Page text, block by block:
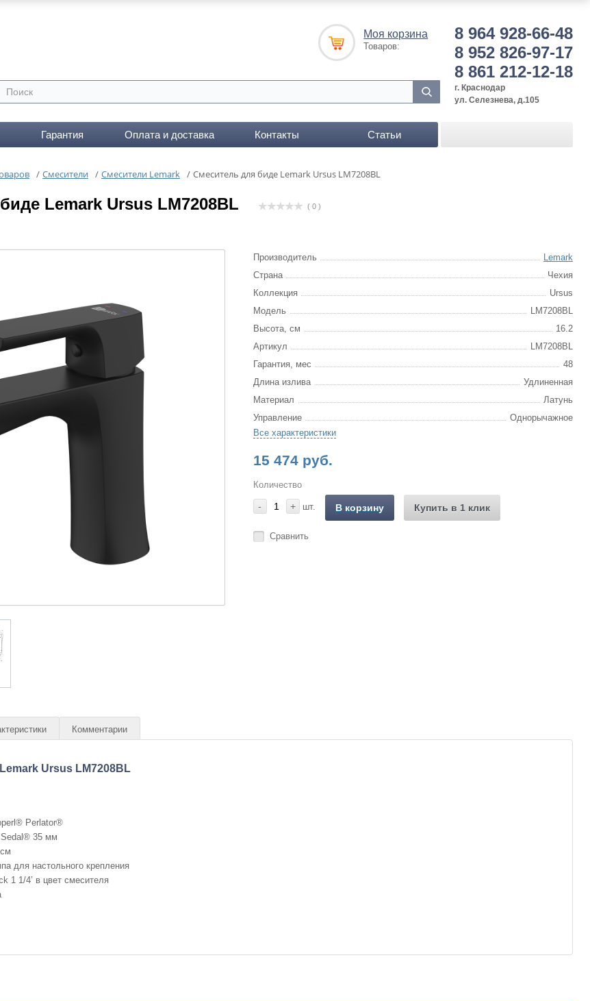
8 964 928-66-48
8 952 826-97-17
8 861 212-12-18
г. Краснодар
ул. Селезнева, д.105
Моя корзина
Товаров:
Гарантия Оплата и доставка Контакты Статьи
/ Смесители / Смесители Lemark / Cмеситель для биде Lemark Ursus LM7208BL
Lemark Ursus LM7208BL ( 0 )
Производитель
Lemark
Страна
Чехия
Коллекция
Ursus
Модель
LM7208BL
Высота, см
16.2
Артикул
LM7208BL
Гарантия, мес
48
Длина излива
Удлиненная
Материал
Латунь
Управление
Однорычажное
Все характеристики
15 474 руб.
Количество
- + шт. В корзину Купить в 1 клик
Сравнить
Комментарии
Ursus LM7208BL
Perlator®
Sedal® 35 мм
для настольного крепления
1 1/4’ в цвет смесителя